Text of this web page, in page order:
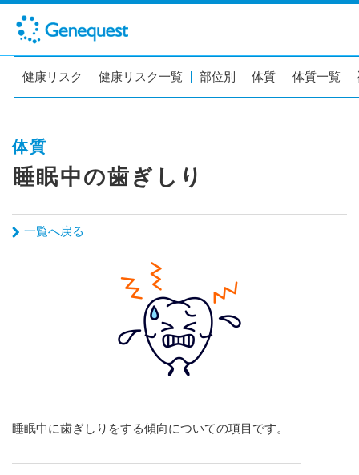
健康リスク 健康リスク一覧 部位別 体質 体質一覧
体質
睡眠中の歯ぎしり
一覧へ戻る
睡眠中に歯ぎしりをする傾向についての項目です。